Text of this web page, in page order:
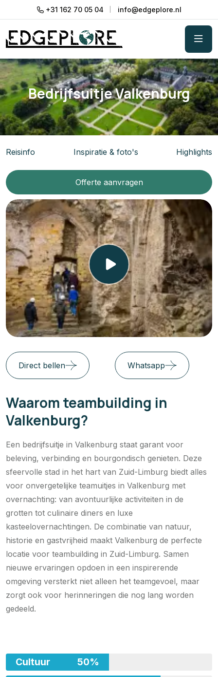
+31 162 70 05 04 info@edgeplore.nl
Bedrijfsuitje Valkenburg
Reisinfo Inspiratie & foto's Highlights
Offerte aanvragen
Direct bellen Whatsapp
Waarom teambuilding in
Valkenburg?
Een bedrijfsuitje in Valkenburg staat garant voor
beleving, verbinding en bourgondisch genieten. Deze
sfeervolle stad in het hart van Zuid-Limburg biedt alles
voor onvergetelijke teamuitjes in Valkenburg met
overnachting: van avontuurlijke activiteiten in de
grotten tot culinaire diners en luxe
kasteelovernachtingen. De combinatie van natuur,
historie en gastvrijheid maakt Valkenburg de perfecte
locatie voor teambuilding in Zuid-Limburg. Samen
nieuwe ervaringen opdoen in een inspirerende
omgeving versterkt niet alleen het teamgevoel, maar
zorgt ook voor herinneringen die nog lang worden
gedeeld.
Cultuur
50%